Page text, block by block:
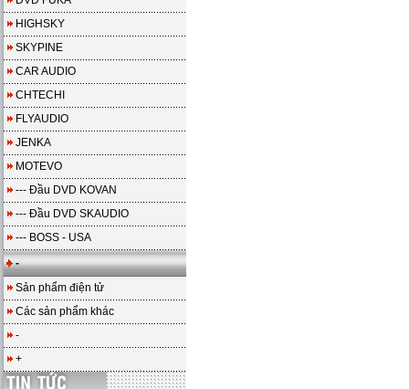
HIGHSKY
SKYPINE
CAR AUDIO
CHTECHI
FLYAUDIO
JENKA
MOTEVO
--- Đầu DVD KOVAN
--- Đầu DVD SKAUDIO
--- BOSS - USA
-
Sản phẩm điện tử
Các sản phẩm khác
-
+